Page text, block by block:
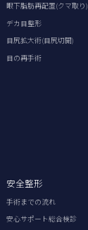
眼下脂肪再配置(クマ取り)
デカ目整形
目尻拡大術(目尻切開)
目の再手術
安全整形
手術までの流れ
安心サポート総合検診